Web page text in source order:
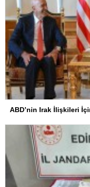
ABD’nin Irak İlişkileri